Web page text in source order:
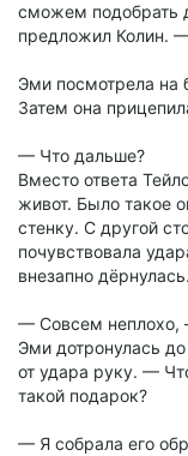
сможем подобрать
предложил Колин.
Эми посмотрела на
Затем она
— Что дальше?
Вместо ответа
живот. Было такое
стенку. С другой
почувствовала
внезапно дёрнулась.
— Совсем неплохо,
Эми дотронулась
от удара руку. —
такой подарок?
— Я собрала его